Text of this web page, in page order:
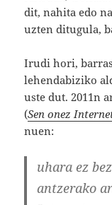
dit, nahita edo
uzten ditugula,
Irudi hori,
lehendabiziko
uste dut. 2011n
(Sen onez
nuen:
uhara ez
antzerako